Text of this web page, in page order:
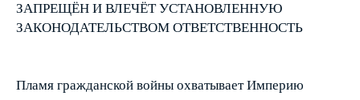
ЗАПРЕЩЁН И ВЛЕЧЁТ УСТАНОВЛЕННУЮ
ЗАКОНОДАТЕЛЬСТВОМ ОТВЕТСТВЕННОСТЬ
Пламя гражданской войны охватывает Империю